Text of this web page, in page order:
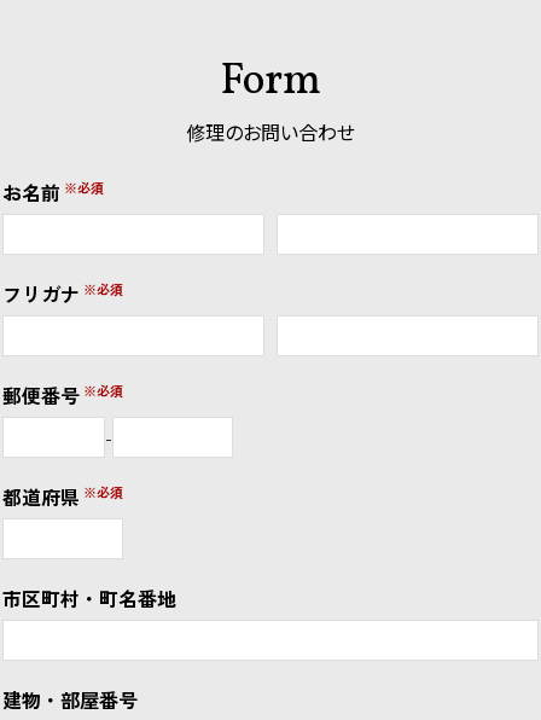
Form
修理のお問い合わせ
お名前
フリガナ
郵便番号
-
都道府県
市区町村・町名番地
建物・部屋番号